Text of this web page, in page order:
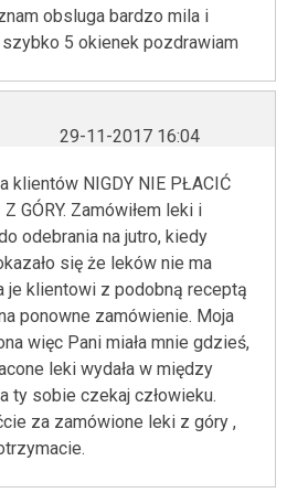
obsluga bardzo mila i
5 okienek pozdrawiam
29-11-2017 16:04
klientów NIGDY NIE PŁACIĆ
GÓRY. Zamówiłem leki i
odebrania na jutro, kiedy
się że leków nie ma
je klientowi z podobną receptą
ponowne zamówienie. Moja
więc Pani miała mnie gdzieś,
leki wydała w między
ty sobie czekaj człowieku.
za zamówione leki z góry ,